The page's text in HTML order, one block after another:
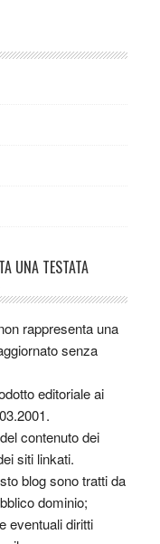
UNA TESTATA
rappresenta una
senza
editoriale ai
contenuto dei
siti linkati.
blog sono tratti da
dominio;
eventuali diritti